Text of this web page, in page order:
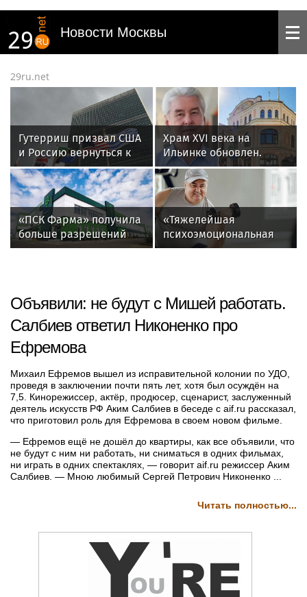
Новости Москвы
29ru.net
Гутерриш призвал США
и Россию вернуться к
диалогу по контролю
над ЯО
Храм XVI века на
Ильинке обновлен.
Собянин рассказал об
итогах работ
«ПСК Фарма» получила
больше разрешений
на клинические
«Тяжелейшая
психоэмоциональная
травма для мужчины»:
Объявили: не будут с Мишей работать.
Салбиев ответил Никоненко про
Ефремова
Михаил Ефремов вышел из исправительной колонии по УДО,
проведя в заключении почти пять лет, хотя был осуждён на
7,5. Кинорежиссер, актёр, продюсер, сценарист, заслуженный
деятель искусств РФ Аким Салбиев в беседе с aif.ru рассказал,
что приготовил роль для Ефремова в своем новом фильме.
— Ефремов ещё не дошёл до квартиры, как все объявили, что
не будут с ним ни работать, ни сниматься в одних фильмах,
ни играть в одних спектаклях, — говорит aif.ru режиссер Аким
Салбиев. — Мною любимый Сергей Петрович Никоненко ...
Читать полностью...